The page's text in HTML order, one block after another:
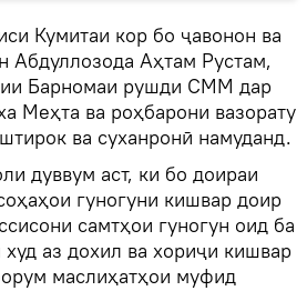
Кумитаи кор бо ҷавонон ва
Абдуллозода Аҳтам Рустам,
Барномаи рушди СММ дар
Меҳта ва роҳбарони вазорату
ва суханронӣ намуданд.
дуввум аст, ки бо доираи
гуногуни кишвар доир
самтҳои гуногун оид ба
аз дохил ва хориҷи кишвар
маслиҳатҳои муфид